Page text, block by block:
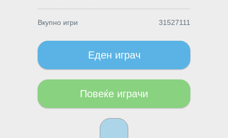
Вкупно игри 31527111
Еден играч
Повеќе играчи